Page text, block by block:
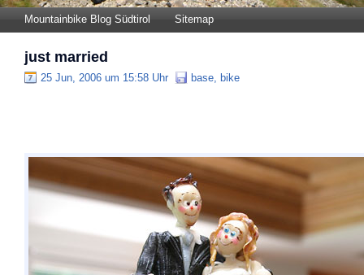
Mountainbike Blog Südtirol Sitemap
just married
25 Jun, 2006 um 15:58 Uhr base, bike